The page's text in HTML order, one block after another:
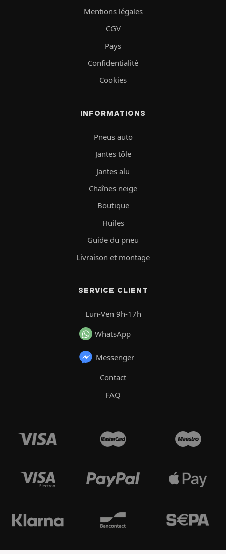
Mentions légales
CGV
Pays
Confidentialité
Cookies
INFORMATIONS
Pneus auto
Jantes tôle
Jantes alu
Chaînes neige
Boutique
Huiles
Guide du pneu
Livraison et montage
SERVICE CLIENT
Lun-Ven 9h-17h
WhatsApp
Messenger
Contact
FAQ